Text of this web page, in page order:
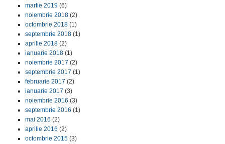
martie 2019 (6)
noiembrie 2018 (2)
octombrie 2018 (1)
septembrie 2018 (1)
aprilie 2018 (2)
ianuarie 2018 (1)
noiembrie 2017 (2)
septembrie 2017 (1)
februarie 2017 (2)
ianuarie 2017 (3)
noiembrie 2016 (3)
septembrie 2016 (1)
mai 2016 (2)
aprilie 2016 (2)
octombrie 2015 (3)